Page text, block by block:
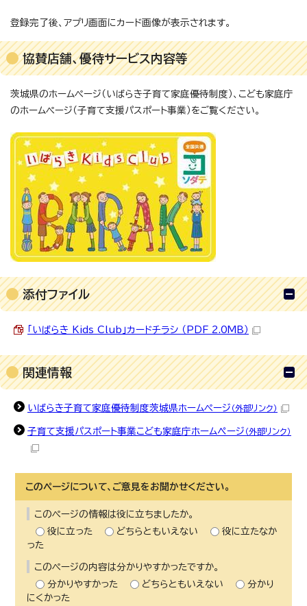
登録完了後、アプリ画面にカード画像が表示されます。
協賛店舗、優待サービス内容等
茨城県のホームページ（いばらき子育て家庭優待制度）、こども家庭庁
のホームページ（子育て支援パスポート事業）をご覧ください。
添付ファイル
「いばらき Kids Club」カードチラシ （PDF 2.0MB）
関連情報
いばらき子育て家庭優待制度茨城県ホームページ （外部リンク）
子育て支援パスポート事業こども家庭庁ホームぺージ （外部リンク）
このページについて、ご意見をお聞かせください。
このページの情報は役に立ちましたか。
役に立った
どちらともいえない
役に立たなか
った
このページの内容は分かりやすかったですか。
分かりやすかった
どちらともいえない
分かり
にくかった